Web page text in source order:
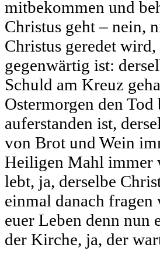
mitbekommen und
Christus geht – nein,
Christus geredet
gegenwärtig ist:
Schuld am Kreuz
Ostermorgen den
auferstanden ist,
von Brot und Wein
Heiligen Mahl immer
lebt, ja, derselbe
einmal danach
euer Leben denn nun
der Kirche, ja, der